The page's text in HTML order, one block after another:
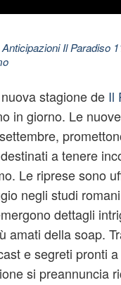
Anticipazioni Il Paradiso
nuova stagione de Il
in giorno. Le
a tenere
Le riprese sono
negli studi
dettagli
amati della soap.
e segreti pronti
si preannuncia